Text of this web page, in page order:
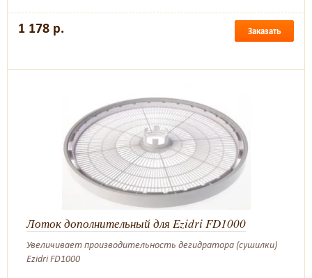
1 178 р. Заказать
Лоток дополнительный для Ezidri FD1000
Увеличивает производительность дегидратора (сушилки)
Ezidri FD1000